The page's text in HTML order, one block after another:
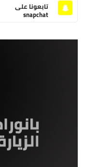
تابعونا على
snapchat